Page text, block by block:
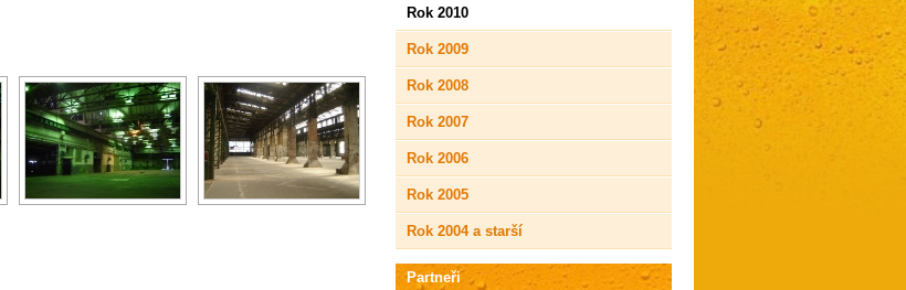
Rok 2010
Rok 2009
Rok 2008
Rok 2007
Rok 2006
Rok 2005
Rok 2004 a starší
Partneři